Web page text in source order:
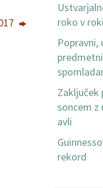
roko v
Popravni,
Zaključek
soncem z
avli
rekord